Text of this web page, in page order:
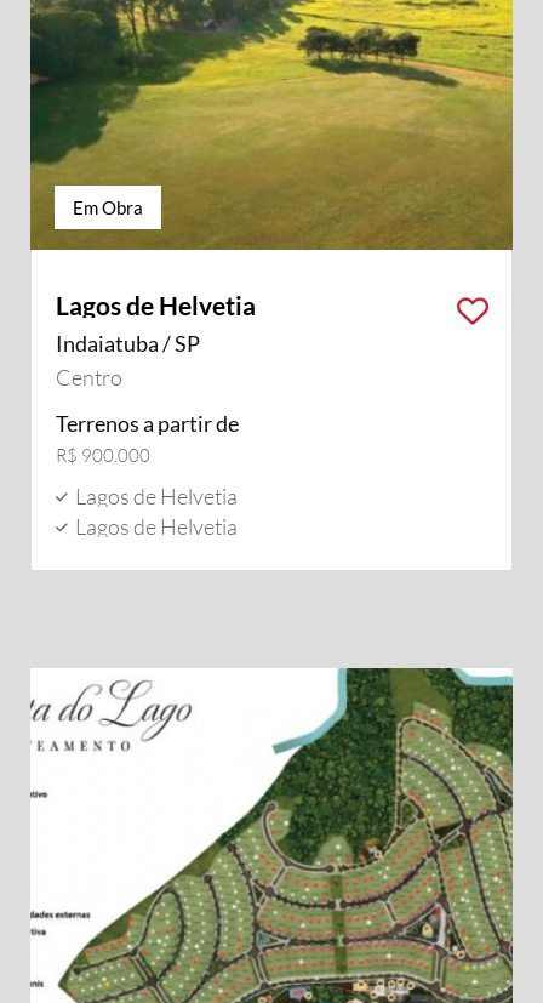
Em Obra
Lagos de Helvetia
Indaiatuba / SP
Centro
Terrenos a partir de
R$ 900.000
Lagos de Helvetia
Lagos de Helvetia